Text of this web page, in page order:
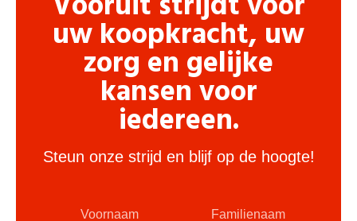
uw koopkracht, uw
zorg en gelijke
kansen voor
iedereen.
Steun onze strijd en blijf op de hoogte!